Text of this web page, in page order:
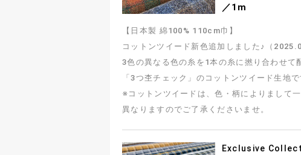
／1m
【日本製 綿100% 110cm巾】
コットンツイード新色追加しました♪（
3色の異なる色の糸を1本の糸に撚り合わせて
「3つ杢チェック」のコットンツイード生地で
※コットンツイードは、色・柄によりまして
異なりますのでご了承くださいませ。
Exclusive